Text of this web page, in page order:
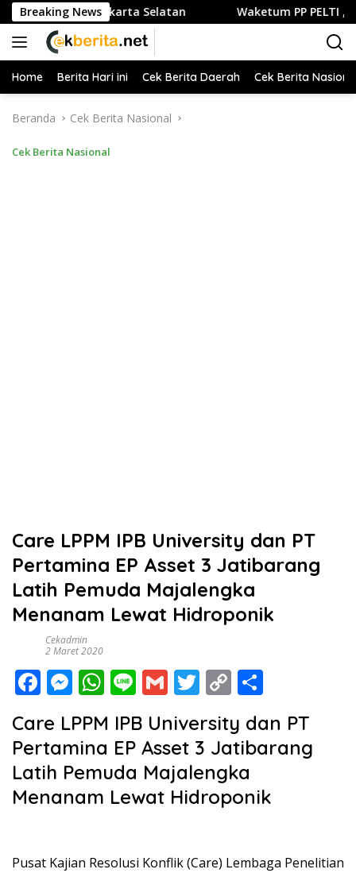
Langsung
ke
konten
Breaking News
di Jakarta Selatan Waketum PP PELTI ,H.
Home Berita Hari ini Cek Berita Daerah Cek Berita
Beranda Cek Berita Nasional
Cek Berita Nasional
Care LPPM IPB University dan PT
Pertamina EP Asset 3 Jatibarang
Latih Pemuda Majalengka
Menanam Lewat Hidroponik
Cekadmin
2 Maret 2020
F
ac
e
b
o
o
M
e
ss
e
n
g
W
h
at
s
A
p
Li
n
e
G
m
ai
l
T
w
itt
er
C
p
y
Li
n
ar
e
Care LPPM IPB University dan PT
Pertamina EP Asset 3 Jatibarang
Latih Pemuda Majalengka
Menanam Lewat Hidroponik
Pusat Kajian Resolusi Konflik (Care) Lembaga Penelitian